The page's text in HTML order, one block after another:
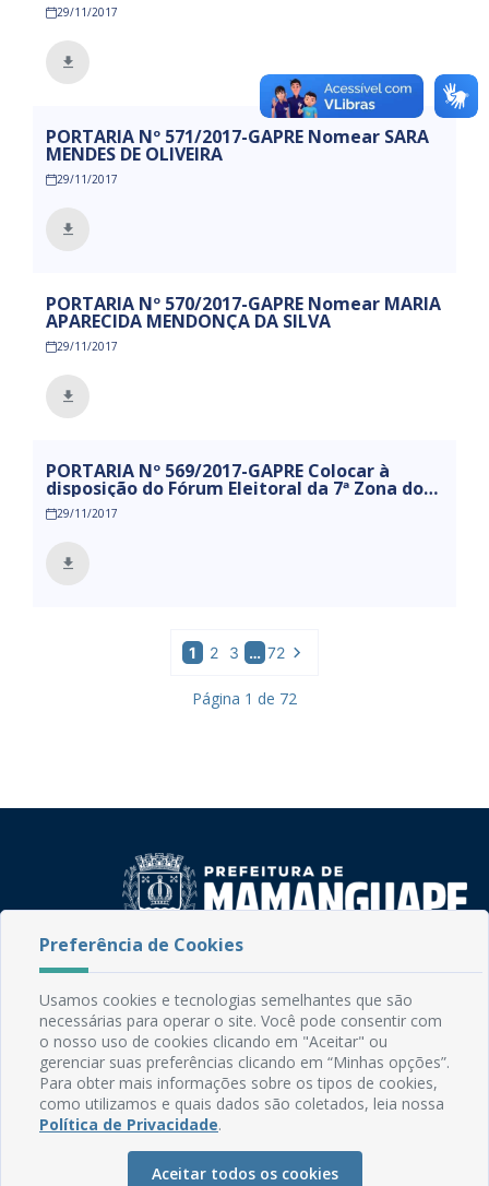
29/11/2017
PORTARIA Nº 571/2017-GAPRE Nomear SARA
MENDES DE OLIVEIRA
29/11/2017
PORTARIA Nº 570/2017-GAPRE Nomear MARIA
APARECIDA MENDONÇA DA SILVA
29/11/2017
PORTARIA Nº 569/2017-GAPRE Colocar à
disposição do Fórum Eleitoral da 7ª Zona do
Município de Mamanguape, a servidora
DILMA CRISTINA COUTINHO DE SOUZA
29/11/2017
1 2 3 … 72
Página 1 de 72
Rua do Imperador, 78, Centro
CEP: 58.280-000 - Mamanguape/PB
Fone: (83) 3292-2246
Email: comunicacao@mamanguape.pb.gov.br
Expediente: Segunda à Sexta, das 08h às 13h
Mapa do Site
Manual de Navegação
Preferência de Cookies
Usamos cookies e tecnologias semelhantes que são
necessárias para operar o site. Você pode consentir com
o nosso uso de cookies clicando em "Aceitar" ou
gerenciar suas preferências clicando em “Minhas opções”.
Para obter mais informações sobre os tipos de cookies,
como utilizamos e quais dados são coletados, leia nossa
Política de Privacidade.
Aceitar todos os cookies